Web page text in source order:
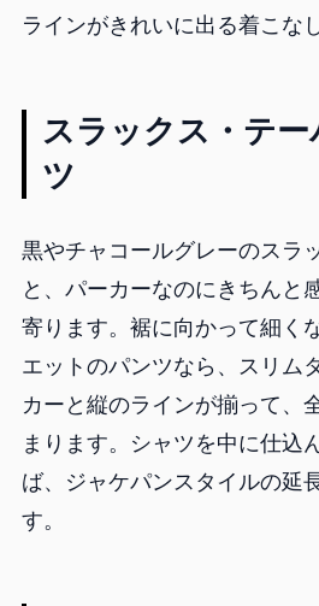
ラインがきれいに出る着こな
スラックス・テー
ツ
黒やチャコールグレーのスラ
と、パーカーなのにきちんと
寄ります。裾に向かって細く
エットのパンツなら、スリム
カーと縦のラインが揃って、
まります。シャツを中に仕込
ば、ジャケパンスタイルの延
す。